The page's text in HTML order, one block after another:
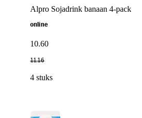
Alpro Sojadrink banaan 4-pack
online
10.60
11.16
4 stuks